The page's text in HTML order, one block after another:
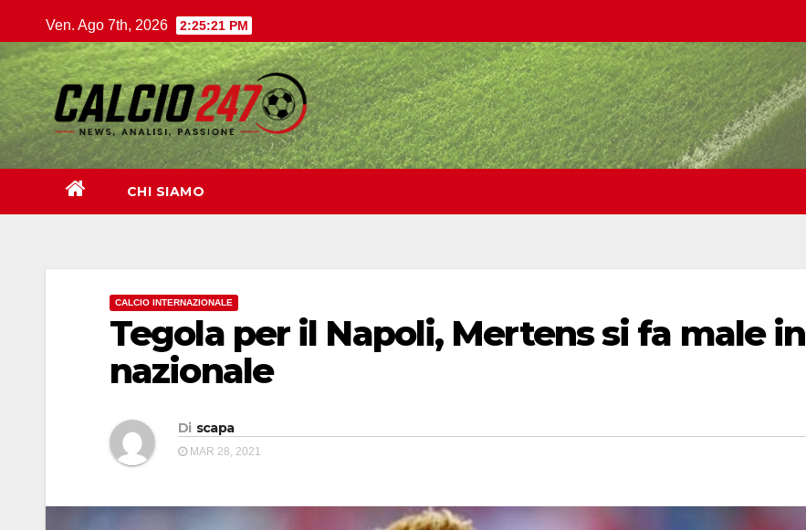
al
contenuto
Ven. Ago 7th, 2026 2:25:23 PM
CHI SIAMO
CALCIO INTERNAZIONALE
Tegola per il Napoli, Mertens si fa male in
nazionale
Di scapa
MAR 28, 2021